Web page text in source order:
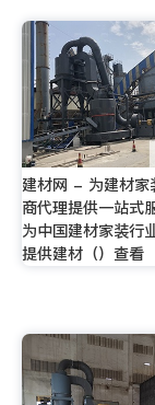
建材网 - 为建材家
商代理提供一站式
为中国建材家装行
提供建材（）查看